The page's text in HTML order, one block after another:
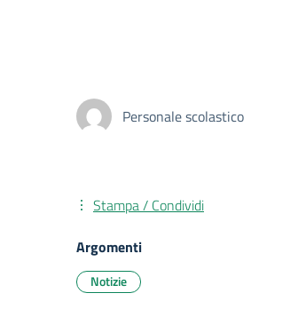
Personale scolastico
Stampa / Condividi
Argomenti
Notizie